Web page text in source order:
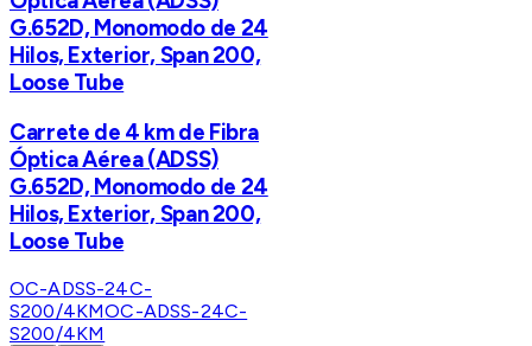
G.652D, Monomodo de 24
Hilos, Exterior, Span 200,
Loose Tube
Carrete de 4 km de Fibra
Óptica Aérea (ADSS)
G.652D, Monomodo de 24
Hilos, Exterior, Span 200,
Loose Tube
OC-ADSS-24C-
S200/4KMOC-ADSS-24C-
S200/4KM